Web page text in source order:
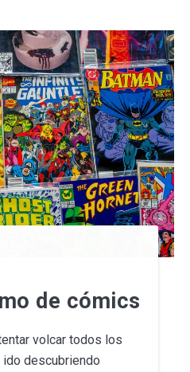
de cómics
volcar todos los
descubriendo